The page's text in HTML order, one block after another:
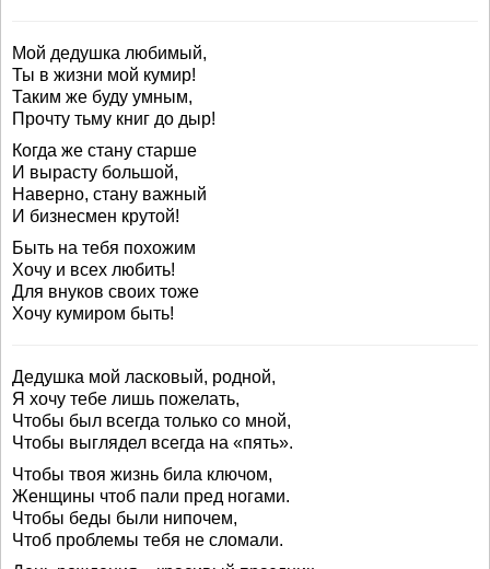
Мой дедушка любимый,
Ты в жизни мой кумир!
Таким же буду умным,
Прочту тьму книг до дыр!
Когда же стану старше
И вырасту большой,
Наверно, стану важный
И бизнесмен крутой!
Быть на тебя похожим
Хочу и всех любить!
Для внуков своих тоже
Хочу кумиром быть!
Дедушка мой ласковый, родной,
Я хочу тебе лишь пожелать,
Чтобы был всегда только со мной,
Чтобы выглядел всегда на «пять».
Чтобы твоя жизнь била ключом,
Женщины чтоб пали пред ногами.
Чтобы беды были нипочем,
Чтоб проблемы тебя не сломали.